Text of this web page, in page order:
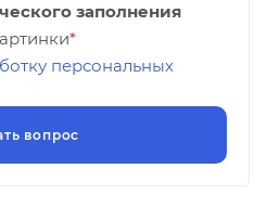
заполнения
*
персональных